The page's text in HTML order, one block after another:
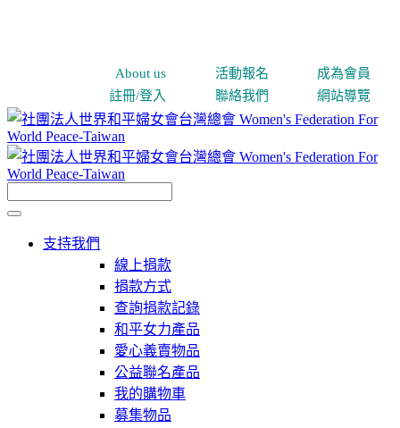
About us 活動報名
成為會員
註冊/登入
聯絡我們 網站導覽
支持我們
線上捐款
捐款方式
查詢捐款記錄
和平女力產品
愛心義賣物品
公益聯名產品
我的購物車
募集物品